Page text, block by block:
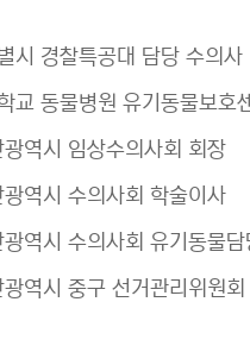
시 경찰특공대 담당 수의사
교 동물병원 유기동물보호
역시 임상수의사회 회장
역시 수의사회 학술이사
역시 수의사회 유기동물
역시 중구 선거관리위원